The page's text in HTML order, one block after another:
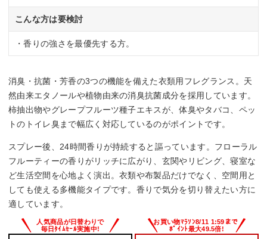
こんな方は要検討
・香りの強さを最優先する方。
消臭・抗菌・芳香の3つの機能を備えた衣類用フレグランス。天
然由来エタノールや植物由来の消臭抗菌成分を採用しています。
柿抽出物やグレープフルーツ種子エキスが、体臭やタバコ、ペッ
トのトイレ臭まで幅広く対応しているのがポイントです。
スプレー後、24時間香りが持続すると謳っています。フローラル
フルーティーの香りがリッチに広がり、玄関やリビング、寝室な
ど生活空間を心地よく演出。衣類や布製品だけでなく、空間用と
しても使える多機能タイプです。香りで気分を切り替えたい方に
適しています。